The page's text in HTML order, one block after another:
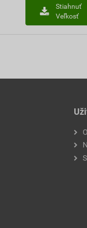
Stiahnuť
Veľkosť